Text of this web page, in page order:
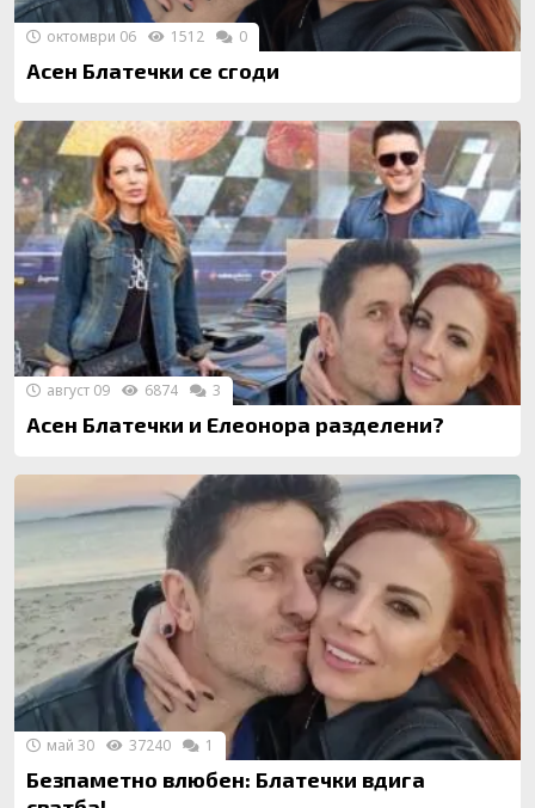
Асен Блатечки се сгоди
октомври 06 1512 0
Асен Блатечки и Елеонора разделени?
август 09 6874 3
Безпаметно влюбен: Блатечки вдига
май 30 37240 1